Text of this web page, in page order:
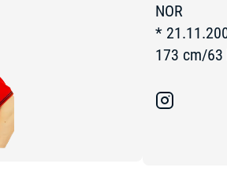
NOR
*
173 cm/63